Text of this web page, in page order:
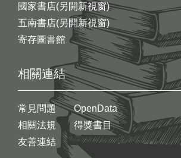
國家書店(另開新視窗)
五南書店(另開新視窗)
寄存圖書館
相關連結
常見問題
相關法規
友善連結
OpenData
得獎書目